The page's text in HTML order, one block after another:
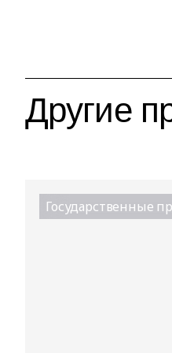
Другие
Государственные